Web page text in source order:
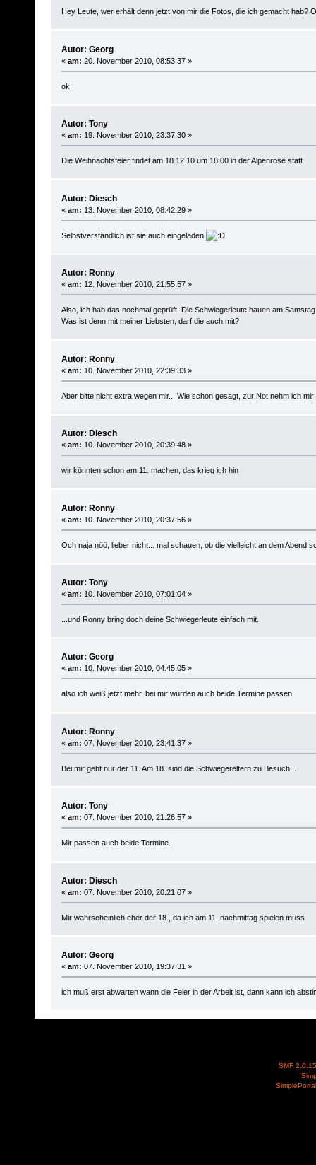
Hey Leute, wer erhält denn jetzt von mir die Fotos, die ich gemacht hab?
Autor: Georg
« am: 20. November 2010, 08:53:37 »
ok
Autor: Tony
« am: 19. November 2010, 23:37:30 »
Die Weihnachtsfeier findet am 18.12.10 um 18:00 in der Alpenrose statt.
Autor: Diesch
« am: 13. November 2010, 08:42:29 »
Selbstverständlich ist sie auch eingeladen
Autor: Ronny
« am: 12. November 2010, 21:55:57 »
Also, ich hab das nochmal geprüft. Die Schwiegerleute hauen am
Was ist denn mit meiner Liebsten, darf die auch mit?
Autor: Ronny
« am: 10. November 2010, 22:39:33 »
Aber bitte nicht extra wegen mir... Wie schon gesagt, zur Not nehm ich mir
Autor: Diesch
« am: 10. November 2010, 20:39:48 »
wir könnten schon am 11. machen, das krieg ich hin
Autor: Ronny
« am: 10. November 2010, 20:37:56 »
Och naja nöö, lieber nicht... mal schauen, ob die vielleicht an dem Abend
Autor: Tony
« am: 10. November 2010, 07:01:04 »
...und Ronny bring doch deine Schwiegerleute einfach mit.
Autor: Georg
« am: 10. November 2010, 04:45:05 »
also ich weiß jetzt mehr, bei mir würden auch beide Termine passen
Autor: Ronny
« am: 07. November 2010, 23:41:37 »
Bei mir geht nur der 11. Am 18. sind die Schwiegereltern zu Besuch...
Autor: Tony
« am: 07. November 2010, 21:26:57 »
Mir passen auch beide Termine.
Autor: Diesch
« am: 07. November 2010, 20:21:07 »
Mir wahrscheinlich eher der 18., da ich am 11. nachmittag spielen muss
Autor: Georg
« am: 07. November 2010, 19:37:31 »
ich muß erst abwarten wann die Feier in der Arbeit ist, dann kann ich
SMF 2.0.15